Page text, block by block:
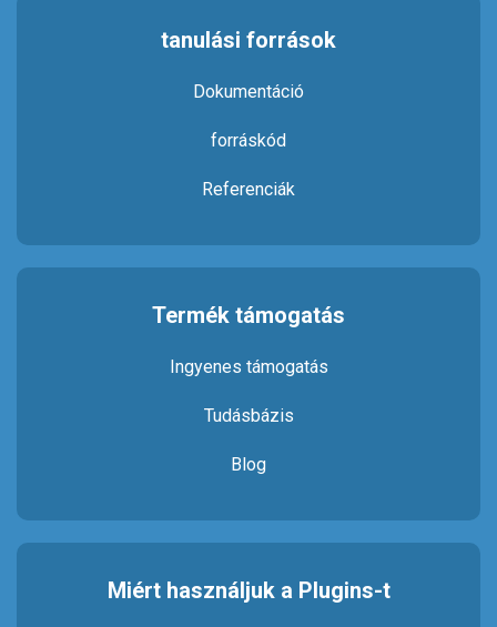
tanulási források
Dokumentáció
forráskód
Referenciák
Termék támogatás
Ingyenes támogatás
Tudásbázis
Blog
Miért használjuk a Plugins-t